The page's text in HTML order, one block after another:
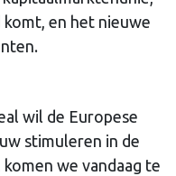
en het nieuwe
wil de Europese
stimuleren in de
we vandaag te